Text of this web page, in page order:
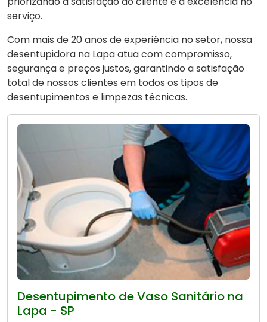
serviço.
Com mais de 20 anos de experiência no setor, nossa
desentupidora na Lapa atua com compromisso,
segurança e preços justos, garantindo a satisfação
total de nossos clientes em todos os tipos de
desentupimentos e limpezas técnicas.
Desentupimento de Vaso Sanitário na
Lapa - SP